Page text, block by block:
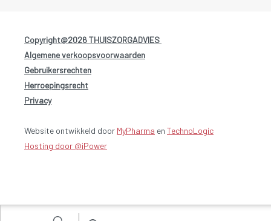
Copyright@2026 THUISZORGADVIES
Algemene verkoopsvoorwaarden
Gebruikersrechten
Herroepingsrecht
Privacy
Website ontwikkeld door MyPharma en TechnoLogic
Hosting door @iPower